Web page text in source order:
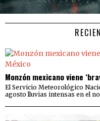
Monzón mexicano viene
El Servicio Meteorológico
agosto lluvias intensas en el